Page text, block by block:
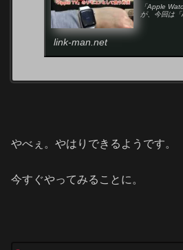
「Apple
が、今回は
link-man.net
やべぇ。やはりできるようです。
今すぐやってみることに。